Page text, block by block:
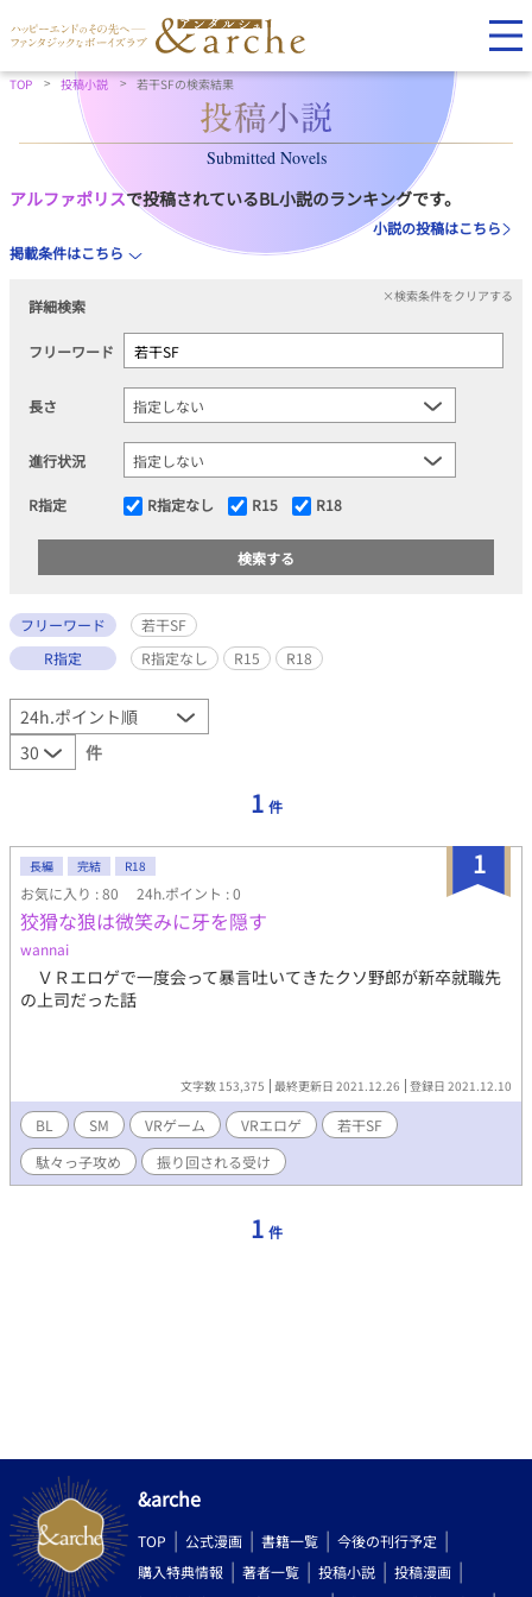
TOP 投稿小説 若干SFの検索結果
Submitted Novels
アルファポリスで投稿されているBL小説のランキングです。
小説の投稿はこちら
掲載条件はこちら
詳細検索
×検索条件をクリアする
フリーワード
長さ
進行状況
R指定 R指定なし R15 R18
フリーワード
若干SF
R指定
R指定なし R15 R18
件
1 件
1
長編 完結 R18
お気に入り : 80 24h.ポイント : 0
狡猾な狼は微笑みに牙を隠す
wannai
ＶＲエロゲで一度会って暴言吐いてきたクソ野郎が新卒就職先
の上司だった話
文字数 153,375 最終更新日 2021.12.26 登録日 2021.12.10
BL SM VRゲーム VRエロゲ
若干SF
駄々っ子攻め
振り回される受け
1 件
&arche
TOP 公式漫画 書籍一覧
今後の刊行予定
購入特典情報
著者一覧 投稿小説
投稿漫画